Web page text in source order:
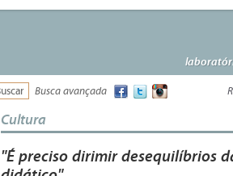
Busca avançada
Cultura
"É preciso dirimir desequilíbrios